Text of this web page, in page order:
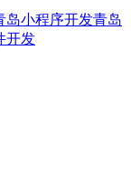
岛小程序开发青岛
开发